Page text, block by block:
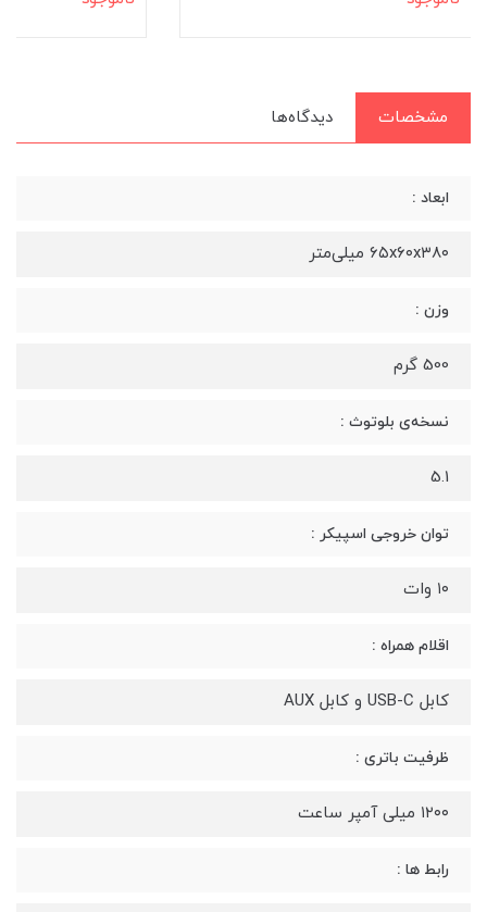
مشخصات دیدگاه‌ها
ابعاد :
۶۵x۶۰x۳۸۰ میلی‌متر
وزن :
500 گرم
نسخه‌ی بلوتوث :
5.1
توان خروجی اسپیکر :
۱۰ وات
اقلام همراه :
کابل USB-C و کابل AUX
ظرفیت باتری :
۱۲۰۰ میلی آمپر ساعت
رابط ها :